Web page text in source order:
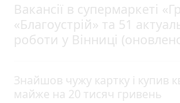
Вакансії в супермаркеті
«Благоустрій» та 51
роботи у Вінниці
4 серпня 2026 р.
Знайшов чужу картку і купив
майже на 20 тисяч гривень